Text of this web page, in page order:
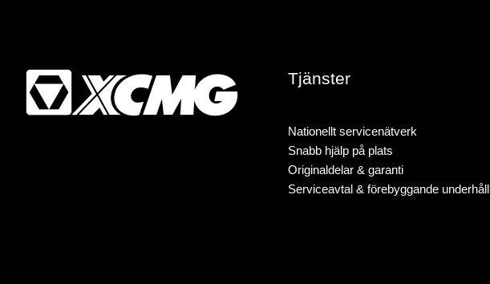
Tjänster
Nationellt servicenätverk
Snabb hjälp på plats
Originaldelar & garanti
Serviceavtal & förebyggande underhåll